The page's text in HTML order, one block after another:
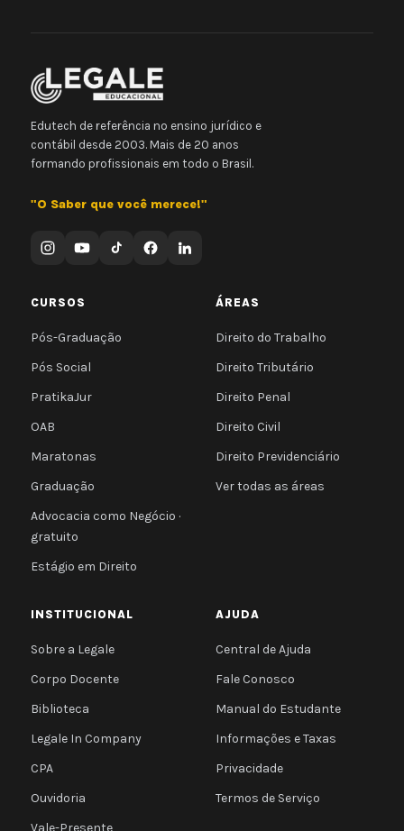
Edutech de referência no ensino jurídico e
contábil desde 2003. Mais de 20 anos
formando profissionais em todo o Brasil.
"O Saber que você merece!"
CURSOS
Pós-Graduação
Pós Social
PratikaJur
OAB
Maratonas
Graduação
Advocacia como Negócio ·
gratuito
Estágio em Direito
ÁREAS
Direito do Trabalho
Direito Tributário
Direito Penal
Direito Civil
Direito Previdenciário
Ver todas as áreas
INSTITUCIONAL
Sobre a Legale
Corpo Docente
Biblioteca
Legale In Company
CPA
Ouvidoria
AJUDA
Central de Ajuda
Fale Conosco
Manual do Estudante
Informações e Taxas
Privacidade
Termos de Serviço